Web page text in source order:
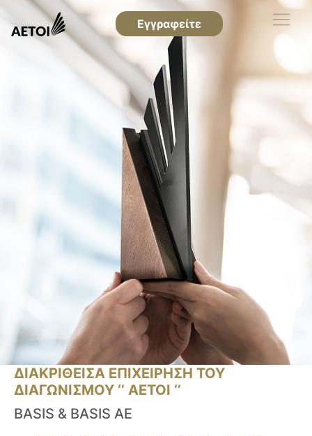
Εγγραφείτε
ΔΙΑΚΡΙΘΕΙΣΑ ΕΠΙΧΕΙΡΗΣΗ ΤΟΥ
ΔΙΑΓΩΝΙΣΜΟΥ ‘’ ΑΕΤΟΙ ‘’
BASIS & BASIS AE